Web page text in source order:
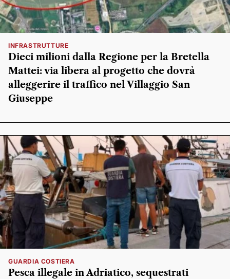
INFRASTRUTTURE
Dieci milioni dalla Regione per la Bretella
Mattei: via libera al progetto che dovrà
alleggerire il traffico nel Villaggio San
Giuseppe
GUARDIA COSTIERA
Pesca illegale in Adriatico, sequestrati